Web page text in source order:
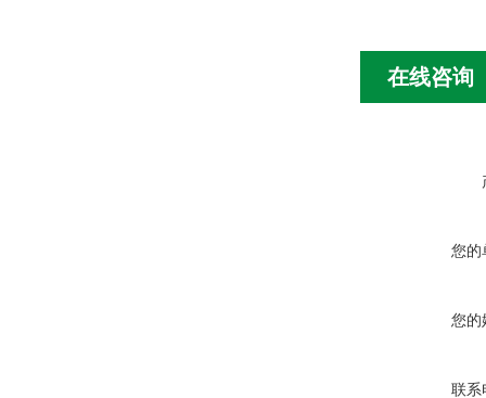
在线咨询
您的
您的
联系